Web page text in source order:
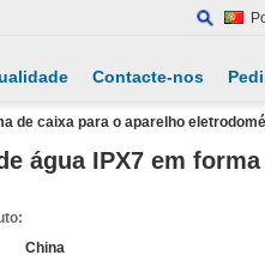
Contacte-nos
de caixa para o aparelho
água IPX7 em forma
China